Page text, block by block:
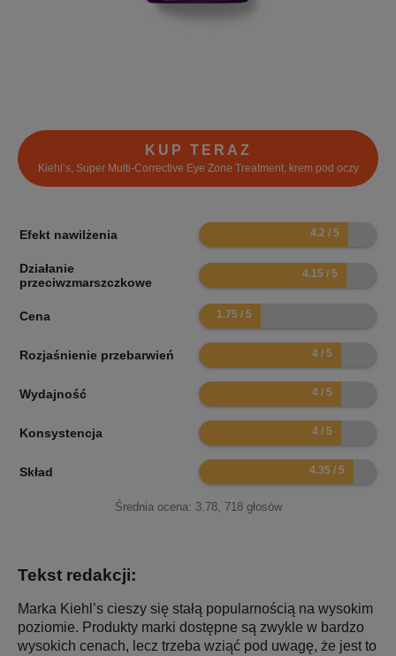
KUP TERAZ
Kiehl’s, Super Multi-Corrective Eye Zone Treatment, krem pod oczy
Efekt nawilżenia 8.4
Działanie
przeciwzmarszczkowe
8.3
Cena 3.5
Rozjaśnienie przebarwień 8
Wydajność 8
Konsystencja 8
Skład 8.7
Średnia ocena: 3.78, 718głosów
Tekst redakcji:
Marka Kiehl’s cieszy się stałą popularnością na wysokim
poziomie. Produkty marki dostępne są zwykle w bardzo
wysokich cenach, lecz trzeba wziąć pod uwagę, że jest to